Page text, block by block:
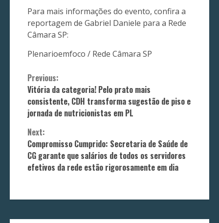
Para mais informações do evento, confira a
reportagem de Gabriel Daniele para a Rede
Câmara SP:
Plenarioemfoco / Rede Câmara SP
Continue
Reading
Previous:
Vitória da categoria! Pelo prato mais
consistente, CDH transforma sugestão de piso e
jornada de nutricionistas em PL
Next:
Compromisso Cumprido: Secretaria de Saúde de
CG garante que salários de todos os servidores
efetivos da rede estão rigorosamente em dia